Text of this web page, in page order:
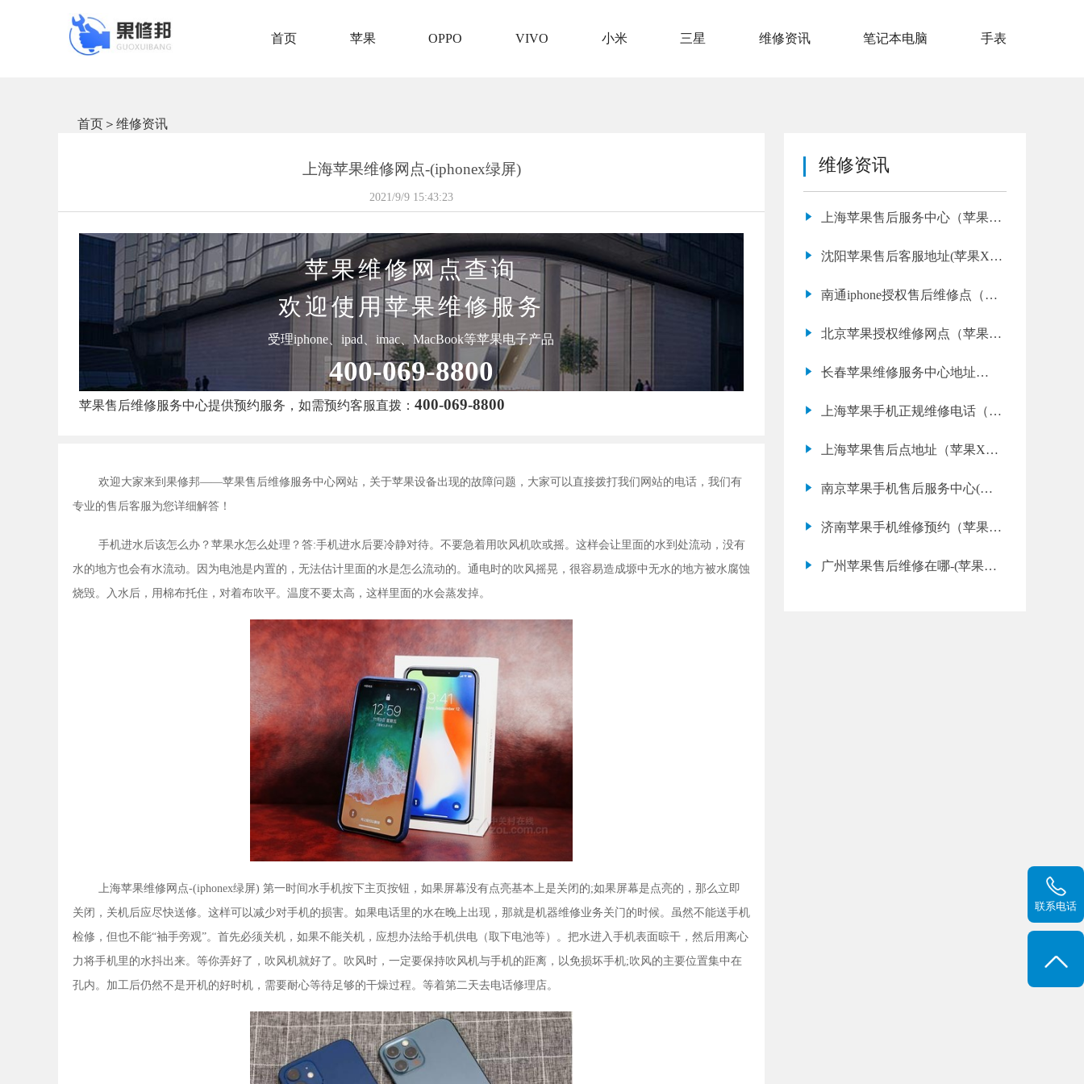
首页 苹果 OPPO VIVO 小米 三星 维修资讯 笔记本电脑 手表
首页 ＞ 维修资讯
上海苹果维修网点-(iphonex绿屏)
2021/9/9 15:43:23
苹果维修网点查询
欢迎使用苹果维修服务
受理iphone、ipad、imac、MacBook等苹果电子产品
400-069-8800
苹果售后维修服务中心提供预约服务，如需预约客服直拨：400-069-8800
欢迎大家来到果修邦——苹果售后维修服务中心网站，关于苹果设备出现的故障问题，大家可以直接拨打我们网站的电话，我们有
专业的售后客服为您详细解答！
手机进水后该怎么办？苹果水怎么处理？答:手机进水后要冷静对待。不要急着用吹风机吹或摇。这样会让里面的水到处流动，没有
水的地方也会有水流动。因为电池是内置的，无法估计里面的水是怎么流动的。通电时的吹风摇晃，很容易造成塬中无水的地方被水腐蚀
烧毁。入水后，用棉布托住，对着布吹平。温度不要太高，这样里面的水会蒸发掉。
上海苹果维修网点-(iphonex绿屏) 第一时间水手机按下主页按钮，如果屏幕没有点亮基本上是关闭的;如果屏幕是点亮的，那么立即
关闭，关机后应尽快送修。这样可以减少对手机的损害。如果电话里的水在晚上出现，那就是机器维修业务关门的时候。虽然不能送手机
检修，但也不能“袖手旁观”。首先必须关机，如果不能关机，应想办法给手机供电（取下电池等）。把水进入手机表面晾干，然后用离心
力将手机里的水抖出来。等你弄好了，吹风机就好了。吹风时，一定要保持吹风机与手机的距离，以免损坏手机;吹风的主要位置集中在
孔内。加工后仍然不是开机的好时机，需要耐心等待足够的干燥过程。等着第二天去电话修理店。
维修资讯
上海苹果售后服务中心（苹果14
沈阳苹果售后客服地址(苹果XS
南通iphone授权售后维修点（苹
北京苹果授权维修网点（苹果13
长春苹果维修服务中心地址
上海苹果手机正规维修电话（苹
上海苹果售后点地址（苹果X电
南京苹果手机售后服务中心(苹
济南苹果手机维修预约（苹果15
广州苹果售后维修在哪-(苹果
联系电话